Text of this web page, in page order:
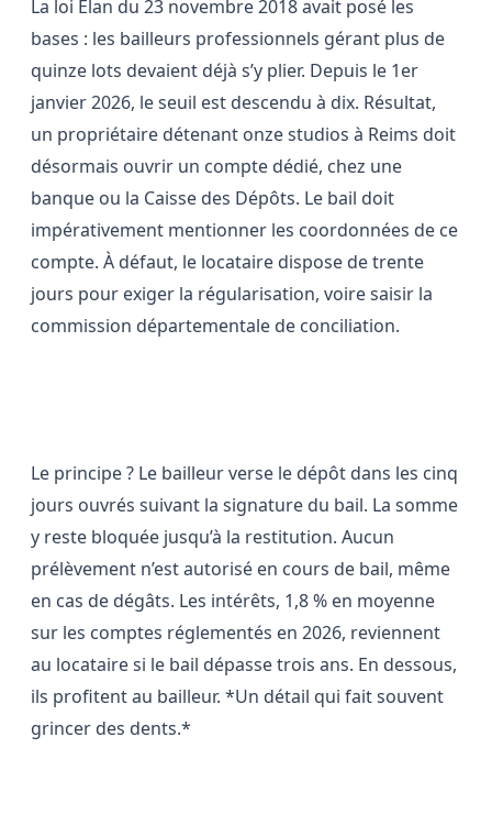
La loi Elan du 23 novembre 2018 avait posé les
bases : les bailleurs professionnels gérant plus de
quinze lots devaient déjà s’y plier. Depuis le 1er
janvier 2026, le seuil est descendu à dix. Résultat,
un propriétaire détenant onze studios à Reims doit
désormais ouvrir un compte dédié, chez une
banque ou la Caisse des Dépôts. Le bail doit
impérativement mentionner les coordonnées de ce
compte. À défaut, le locataire dispose de trente
jours pour exiger la régularisation, voire saisir la
commission départementale de conciliation.
Le principe ? Le bailleur verse le dépôt dans les cinq
jours ouvrés suivant la signature du bail. La somme
y reste bloquée jusqu’à la restitution. Aucun
prélèvement n’est autorisé en cours de bail, même
en cas de dégâts. Les intérêts, 1,8 % en moyenne
sur les comptes réglementés en 2026, reviennent
au locataire si le bail dépasse trois ans. En dessous,
ils profitent au bailleur. *Un détail qui fait souvent
grincer des dents.*